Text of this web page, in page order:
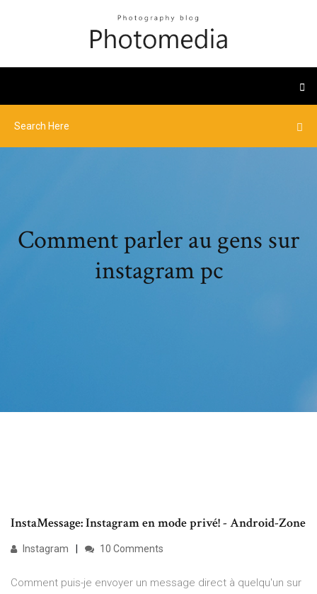
Comment parler au gens sur
instagram pc
InstaMessage: Instagram en mode privé! - Android-Zone
Instagram 10 Comments
Comment puis-je envoyer un message direct à quelqu'un sur